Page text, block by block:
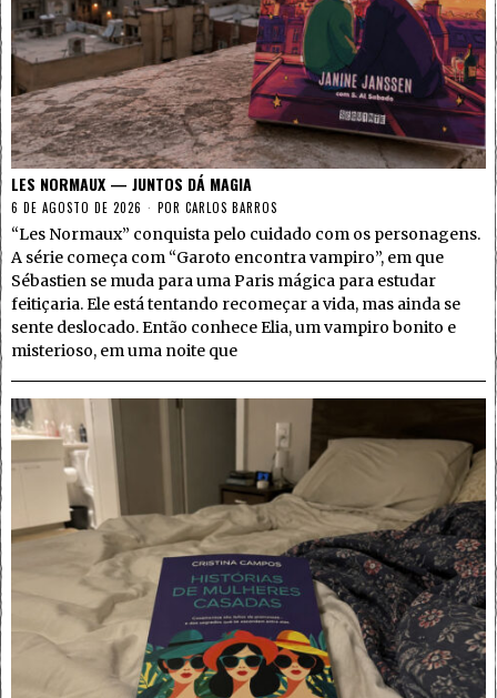
LES NORMAUX — JUNTOS DÁ MAGIA
6 DE AGOSTO DE 2026 POR CARLOS BARROS
“Les Normaux” conquista pelo cuidado com os personagens.
A série começa com “Garoto encontra vampiro”, em que
Sébastien se muda para uma Paris mágica para estudar
feitiçaria. Ele está tentando recomeçar a vida, mas ainda se
sente deslocado. Então conhece Elia, um vampiro bonito e
misterioso, em uma noite que